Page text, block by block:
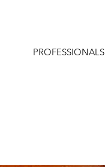
PROFESSIONALS